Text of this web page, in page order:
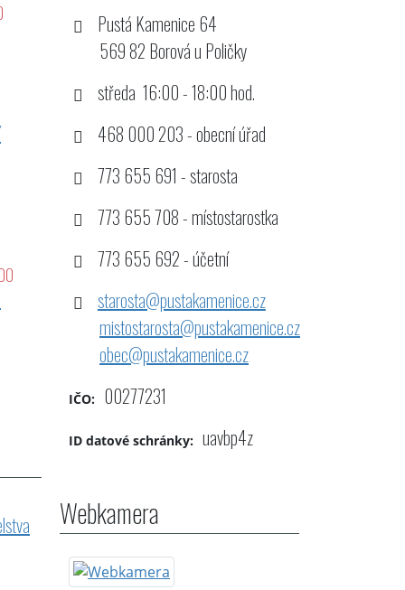
Pustá Kamenice 64
569 82 Borová u Poličky
středa 16:00 - 18:00 hod.
468 000 203 - obecní úřad
773 655 691 - starosta
773 655 708 - místostarostka
773 655 692 - účetní
starosta@pustakamenice.cz
mistostarosta@pustakamenice.cz
obec@pustakamenice.cz
IČO: 00277231
ID datové schránky: uavbp4z
Webkamera